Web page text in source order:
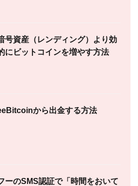
号資産（レンディング）より効
にビットコインを増やす方法
から出金する方法
ーのSMS認証で「時間をおいて